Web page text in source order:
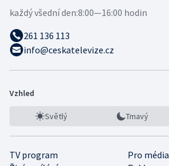
každý všední den:8:00—16:00 hodin
261 136 113
info@ceskatelevize.cz
Vzhled
Světlý Tmavý
TV program
Pro média